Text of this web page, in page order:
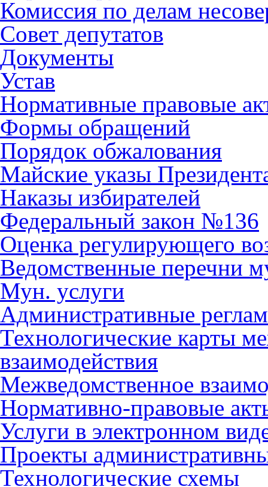
Комиссия по делам
Совет депутатов
Документы
Устав
Нормативные правовые
Формы обращений
Порядок обжалования
Майские указы
Наказы избирателей
Федеральный закон №136
Оценка регулирующего
Ведомственные перечни
Мун. услуги
Административные
Технологические карты
взаимодействия
Межведомственное
Нормативно-правовые
Услуги в электронном
Проекты
Технологические схемы